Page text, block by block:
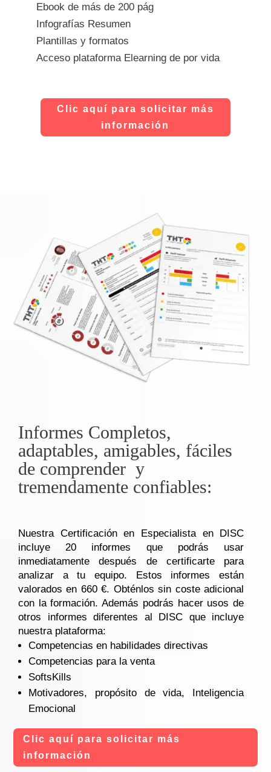
Ebook de más de 200 pág
Infografías Resumen
Plantillas y formatos
Acceso plataforma Elearning de por vida
Clic aquí para solicitar más
información
Informes Completos,
adaptables, amigables, fáciles
de comprender y
tremendamente confiables:
Nuestra Certificación en Especialista en DISC
incluye 20 informes que podrás usar
inmediatamente después de certificarte para
analizar a tu equipo. Estos informes están
valorados en 660 €. Obténlos sin coste adicional
con la formación. Además podrás hacer usos de
otros informes diferentes al DISC que incluye
nuestra plataforma:
Competencias en habilidades directivas
Competencias para la venta
SoftsKills
Motivadores, propósito de vida, Inteligencia
Emocional
Clic aquí para solicitar más
información